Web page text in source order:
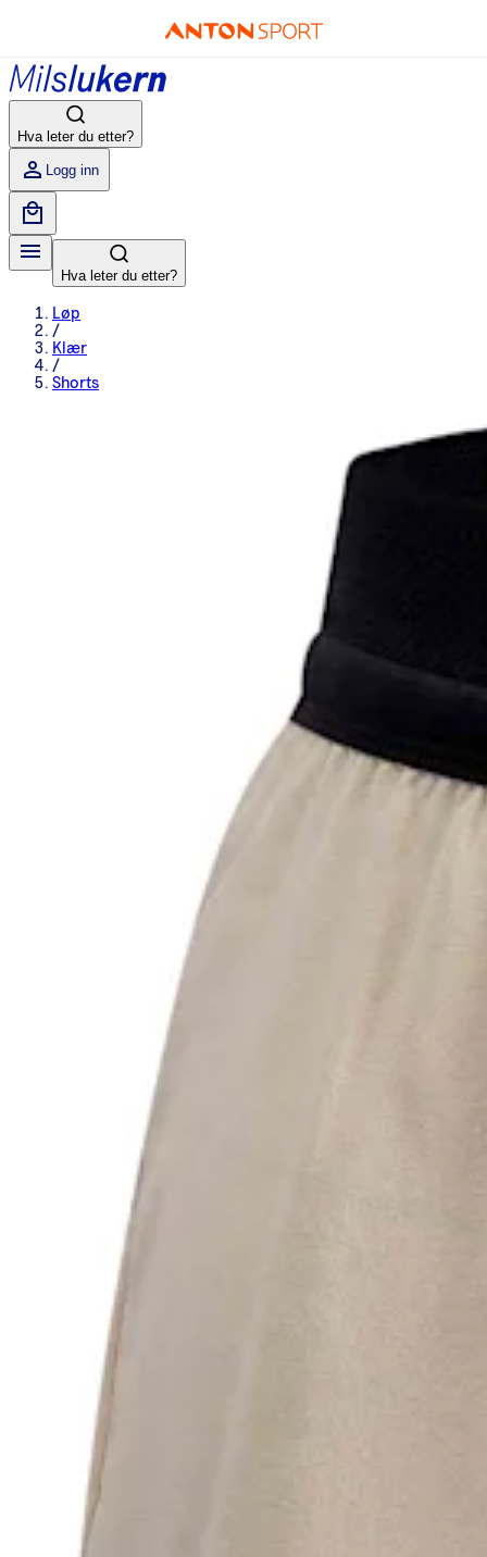
Hva leter du etter?
Logg inn
Hva leter du etter?
Løp
/
Klær
/
Shorts